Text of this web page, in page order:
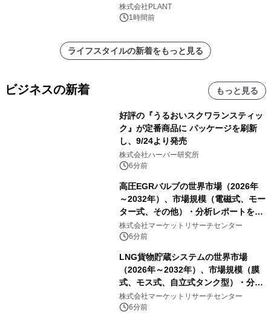
株式会社PLANT
1時間前
ライフスタイルの新着をもっと見る
ビジネスの新着 もっと見る
好評の『うるおいスクワランスティッ
ク』が定番商品に パッケージを刷新
し、9/24より発売
株式会社ハーバー研究所
6分前
高圧EGRバルブの世界市場（2026年
～2032年）、市場規模（電磁式、モー
ター式、その他）・分析レポートを発
表
株式会社マーケットリサーチセンター
6分前
LNG貨物貯蔵システムの世界市場
（2026年～2032年）、市場規模（膜
式、モス式、自立式タンク型）・分析
レポートを発表
株式会社マーケットリサーチセンター
6分前